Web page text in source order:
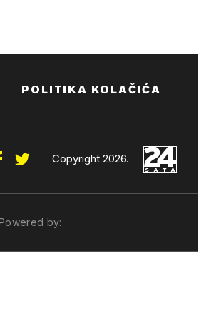
POLITIKA KOLAČIĆA
Copyright 2026.
by: